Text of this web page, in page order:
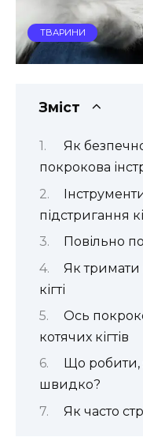
ТВАРИНИ
Зміст
Як безпечно
покрокова
підстригання
Повільно
Як тримати
кігті
Ось
котячих кігтів
Що робити,
швидко?
Як часто